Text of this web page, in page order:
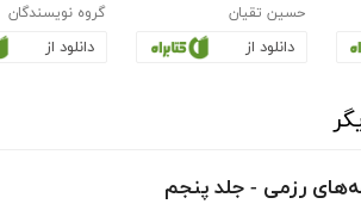
حسین تقیان
دانلود از
گروه نویسندگان
دانلود از
رزمی - جلد پنجم